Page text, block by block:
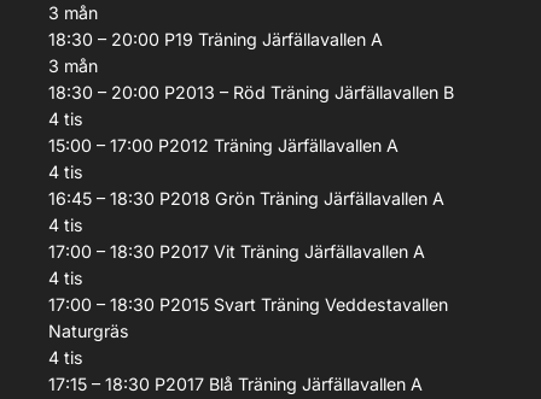
3 mån
18:30 – 20:00 P19 Träning Järfällavallen A
3 mån
18:30 – 20:00 P2013 – Röd Träning Järfällavallen B
4 tis
15:00 – 17:00 P2012 Träning Järfällavallen A
4 tis
16:45 – 18:30 P2018 Grön Träning Järfällavallen A
4 tis
17:00 – 18:30 P2017 Vit Träning Järfällavallen A
4 tis
17:00 – 18:30 P2015 Svart Träning Veddestavallen
Naturgräs
4 tis
17:15 – 18:30 P2017 Blå Träning Järfällavallen A